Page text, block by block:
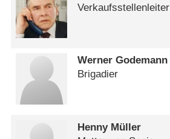
Verkaufsstellenleiter
Werner Godemann
Brigadier
Henny Müller